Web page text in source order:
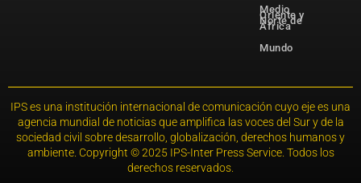
Medio
Oriente y
Norte de
África
Mundo
IPS es una institución internacional de comunicación cuyo eje es una
agencia mundial de noticias que amplifica las voces del Sur y de la
sociedad civil sobre desarrollo, globalización, derechos humanos y
ambiente. Copyright © 2025 IPS-Inter Press Service. Todos los
derechos reservados.